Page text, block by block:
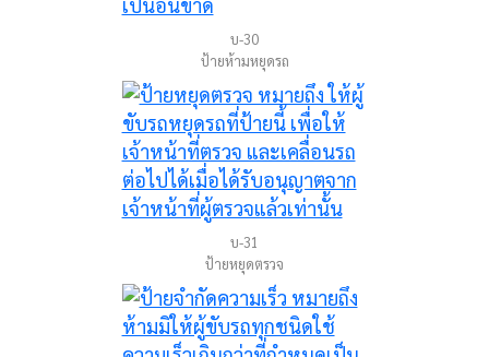
บ-30
ป้ายห้ามหยุดรถ
บ-31
ป้ายหยุดตรวจ